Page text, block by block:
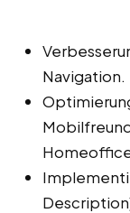
Navigation.